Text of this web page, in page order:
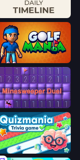
Daily Timeline
Golf Mania
Minesweeper Duel
Quizmania: Trivia Game